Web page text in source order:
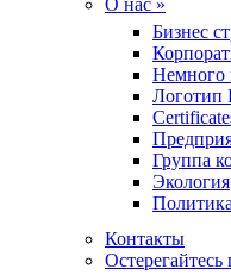
Бизнес
Немного
Логотип
Группа
Экология
Контакты
Остерегайтесь